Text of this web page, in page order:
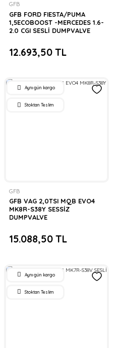
GFB
GFB FORD FIESTA/PUMA
1,5ECOBOOST -MERCEDES 1.6-
2.0 CGI SESLİ DUMPVALVE
12.693,50 TL
Aynı gün kargo
Stoktan Teslim
GFB
GFB VAG 2,0TSI MQB EVO4
MK8R-S38Y SESSİZ
DUMPVALVE
15.088,50 TL
Aynı gün kargo
Stoktan Teslim